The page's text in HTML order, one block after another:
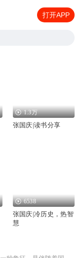
打开APP
1.3万
张国庆|读书分享
6538
张国庆|冷历史，热智
慧